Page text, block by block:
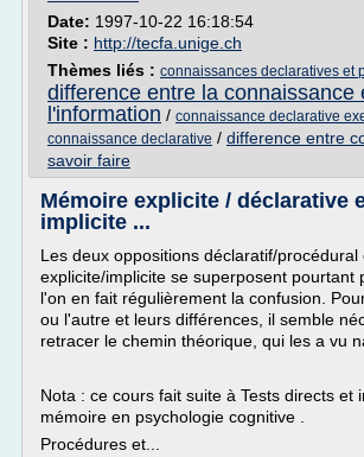
Date: 1997-10-22 16:18:54
Site : http://tecfa.unige.ch
Thèmes liés : connaissances declaratives et
difference entre la connaissance
l'information / connaissance declarative
connaissance declarative / difference entre
savoir faire
Mémoire explicite / déclarative
implicite ...
Les deux oppositions déclaratif/procédural
explicite/implicite se superposent pourtant
l'on en fait régulièrement la confusion.
ou l'autre et leurs différences, il semble
retracer le chemin théorique, qui les a vu
Nota : ce cours fait suite à Tests directs et
mémoire en psychologie cognitive .
Procédures et...